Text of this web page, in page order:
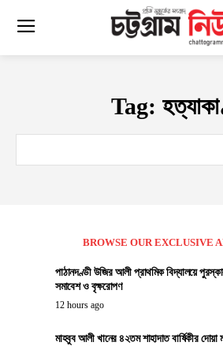
Tag:
BROWSE OUR EXCLUSIVE
পাঠানদণ্ডী উজির আলী প্রাথমিক বিদ্যালয়ে
সমাবেশ ও বৃক্ষরোপণ
12 hours ago
মাহবুব আলী খানের ৪২তম শাহাদাত বার্ষিকীর দোয়া